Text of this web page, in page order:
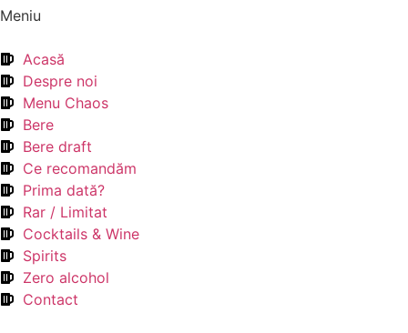
Meniu
Acasă
Despre noi
Menu Chaos
Bere
Bere draft
Ce recomandăm
Prima dată?
Rar / Limitat
Cocktails & Wine
Spirits
Zero alcohol
Contact